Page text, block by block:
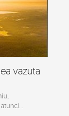
vazuta